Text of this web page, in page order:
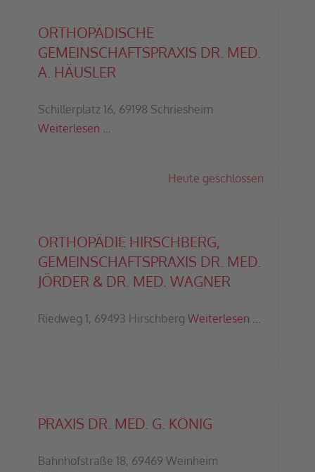
ORTHOPÄDISCHE
GEMEINSCHAFTSPRAXIS DR. MED.
A. HÄUSLER
Schillerplatz 16, 69198 Schriesheim
Weiterlesen …
Heute geschlossen
ORTHOPÄDIE HIRSCHBERG,
GEMEINSCHAFTSPRAXIS DR. MED.
JÖRDER & DR. MED. WAGNER
Riedweg 1, 69493 Hirschberg Weiterlesen …
PRAXIS DR. MED. G. KÖNIG
Bahnhofstraße 18, 69469 Weinheim